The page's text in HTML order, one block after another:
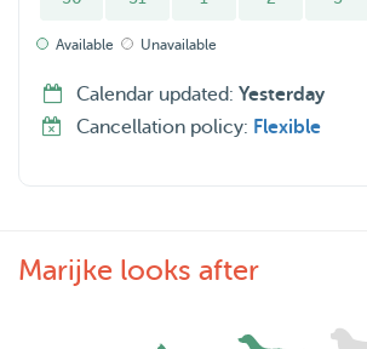
Available Unavailable
Calendar updated: Yesterday
Cancellation policy: Flexible
Marijke looks after